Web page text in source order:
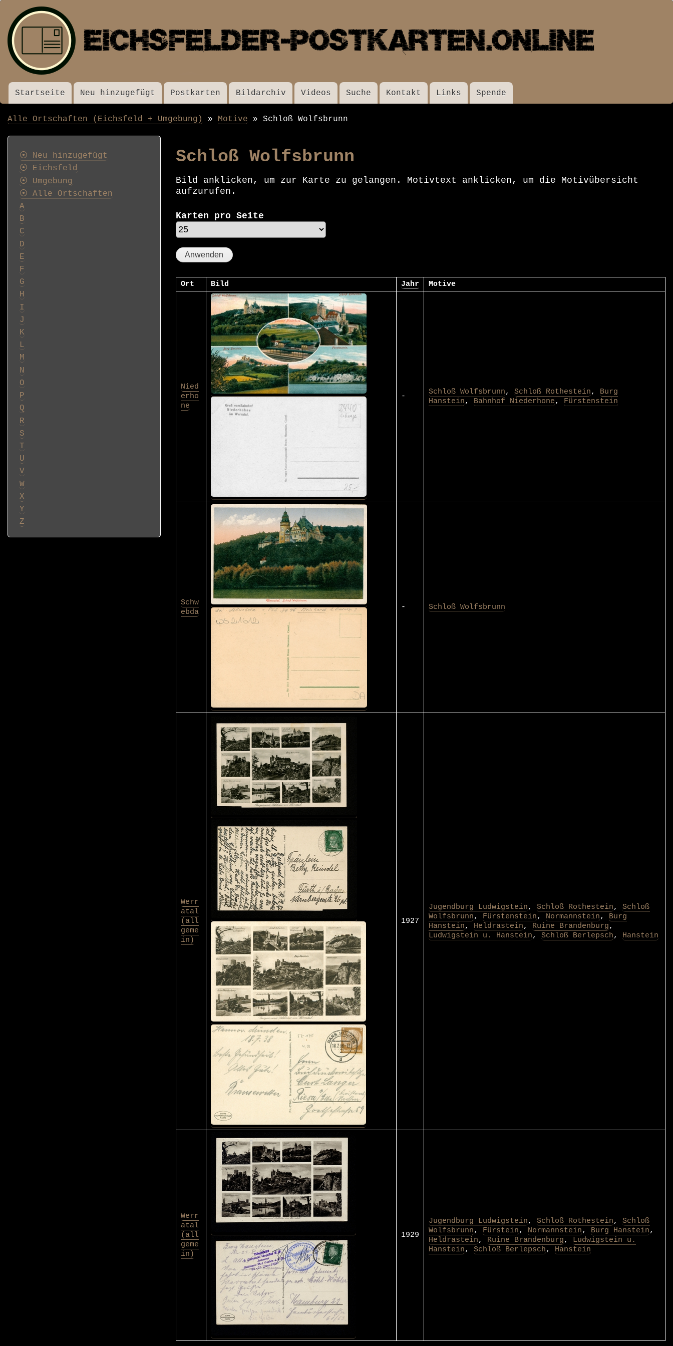
Inhalt
MenüStartseite Neu hinzugefügt Postkarten Bildarchiv Videos Suche Kontakt Links Spende
Alle Ortschaften (Eichsfeld + Umgebung) Motive Schloß Wolfsbrunn
Schloß Wolfsbrunn
Bild anklicken, um zur Karte zu gelangen. Motivtext anklicken, um die Motivübersicht
aufzurufen.
Karten pro Seite
Ort Bild Jahr Motive
Nied
erho
ne
- Schloß Wolfsbrunn, Schloß Rothestein, Burg
Hanstein, Bahnhof Niederhone, Fürstenstein
Schw
ebda
- Schloß Wolfsbrunn
Werr
atal
(all
geme
in)
1927
Jugendburg Ludwigstein, Schloß Rothestein, Schloß
Wolfsbrunn, Fürstenstein, Normannstein, Burg
Hanstein, Heldrastein, Ruine Brandenburg,
Ludwigstein u. Hanstein, Schloß Berlepsch, Hanstein
Werr
atal
(all
geme
in)
1929
Jugendburg Ludwigstein, Schloß Rothestein, Schloß
Wolfsbrunn, Fürstein, Normannstein, Burg Hanstein,
Heldrastein, Ruine Brandenburg, Ludwigstein u.
Hanstein, Schloß Berlepsch, Hanstein
Postkarten
⦿ Neu hinzugefügt
⦿ Eichsfeld
⦿ Umgebung
⦿ Alle Ortschaften
A
B
C
D
E
F
G
H
I
J
K
L
M
N
O
P
Q
R
S
T
U
V
W
X
Y
Z